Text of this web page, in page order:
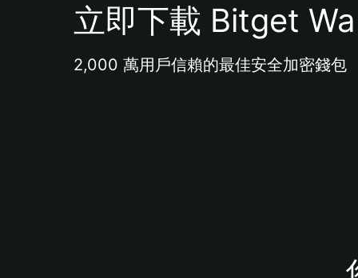
立即下載 Bitget
2,000 萬用戶信賴的最佳安全加密錢包